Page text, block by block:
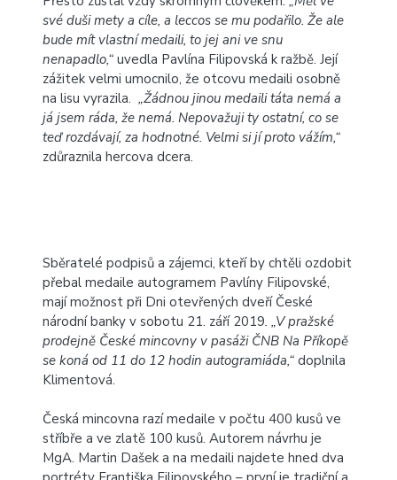
své duši mety a cíle, a leccos se mu podařilo. Že ale
bude mít vlastní medaili, to jej ani ve snu
nenapadlo,“ uvedla Pavlína Filipovská k ražbě. Její
zážitek velmi umocnilo, že otcovu medaili osobně
na lisu vyrazila. „Žádnou jinou medaili táta nemá a
já jsem ráda, že nemá. Nepovažuji ty ostatní, co se
teď rozdávají, za hodnotné. Velmi si jí proto vážím,“
zdůraznila hercova dcera.
Sběratelé podpisů a zájemci, kteří by chtěli ozdobit
přebal medaile autogramem Pavlíny Filipovské,
mají možnost při Dni otevřených dveří České
národní banky v sobotu 21. září 2019. „V pražské
prodejně České mincovny v pasáži ČNB Na Příkopě
se koná od 11 do 12 hodin autogramiáda,“ doplnila
Klimentová.
Česká mincovna razí medaile v počtu 400 kusů ve
stříbře a ve zlatě 100 kusů. Autorem návrhu je
MgA. Martin Dašek a na medaili najdete hned dva